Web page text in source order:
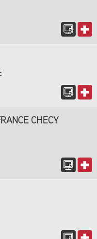
CHECY